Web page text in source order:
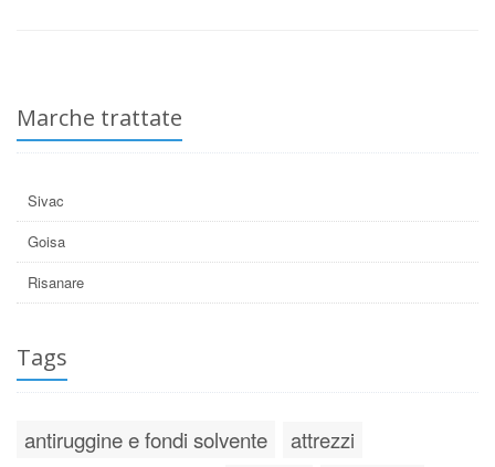
Marche trattate
Sivac
Goisa
Risanare
Tags
antiruggine e fondi solvente attrezzi